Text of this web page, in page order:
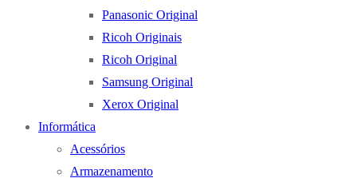
Panasonic Original
Ricoh Originais
Ricoh Original
Samsung Original
Xerox Original
Informática
Acessórios
Armazenamento